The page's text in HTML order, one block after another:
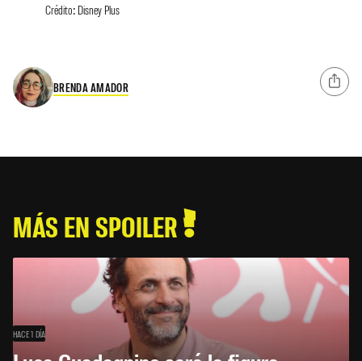
Crédito: Disney Plus
BRENDA AMADOR
MÁS EN SPOILER
HACE 1 DÍA